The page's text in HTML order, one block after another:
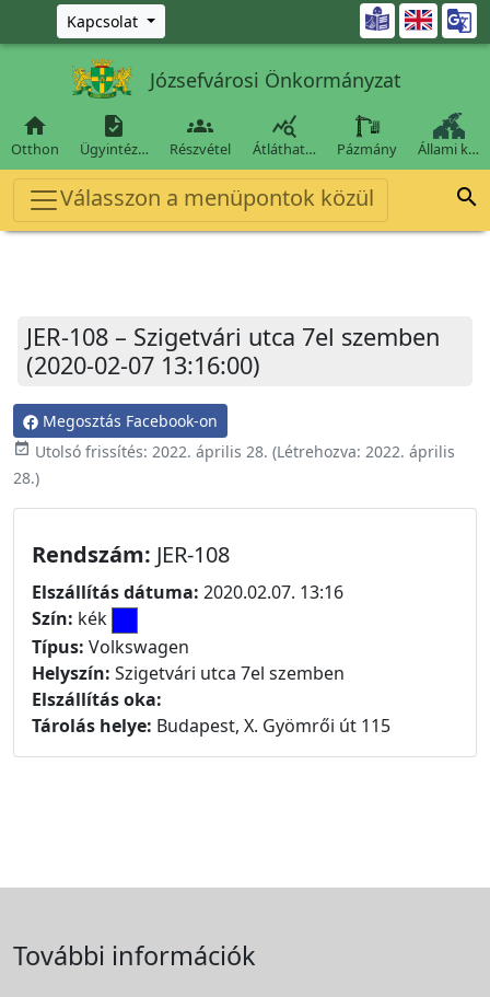
Ugrás a fő tartalomra
Kapcsolat 
Józsefvárosi Önkormányzat

Otthon

Ügyintéz…

Részvétel

Átláthat… Pázmány Állami k…
Válasszon a menüpontok közül 
JER-108 – Szigetvári utca 7el szemben
(2020-02-07 13:16:00)
Megosztás Facebook-on
event_available Utolsó frissítés: 2022. április 28. (Létrehozva: 2022. április
28.)
Rendszám: JER-108
Elszállítás dátuma: 2020.02.07. 13:16
Szín: kék
Típus: Volkswagen
Helyszín: Szigetvári utca 7el szemben
Elszállítás oka:
Tárolás helye: Budapest, X. Gyömrői út 115
További információk